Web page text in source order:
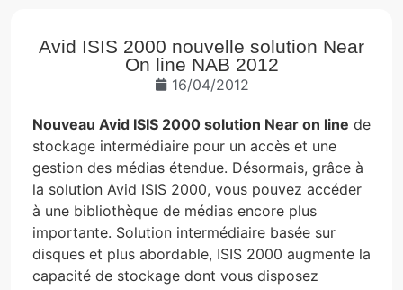
Avid ISIS 2000 nouvelle solution Near
On line NAB 2012
16/04/2012
Nouveau Avid ISIS 2000 solution Near on line de
stockage intermédiaire pour un accès et une
gestion des médias étendue. Désormais, grâce à
la solution Avid ISIS 2000, vous pouvez accéder
à une bibliothèque de médias encore plus
importante. Solution intermédiaire basée sur
disques et plus abordable, ISIS 2000 augmente la
capacité de stockage dont vous disposez